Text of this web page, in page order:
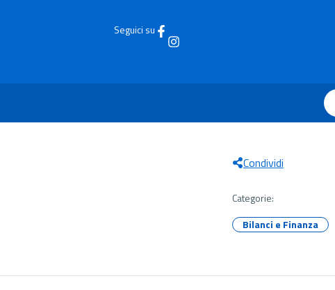
Seguici su
Condividi
Categorie:
Bilanci e Finanza